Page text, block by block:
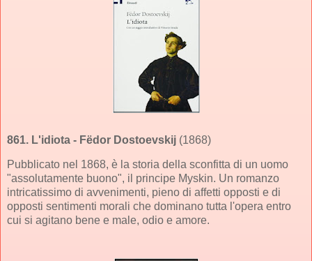
861. L'idiota - Fëdor Dostoevskij (1868)
Pubblicato nel 1868, è la storia della sconfitta di un uomo
"assolutamente buono", il principe Myskin. Un romanzo
intricatissimo di avvenimenti, pieno di affetti opposti e di
opposti sentimenti morali che dominano tutta l'opera entro
cui si agitano bene e male, odio e amore.